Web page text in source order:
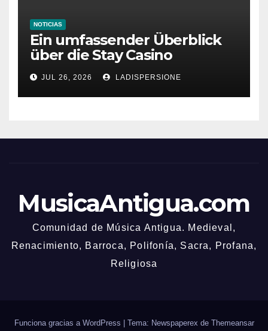
NOTICIAS
Ein umfassender Überblick
über die Stay Casino
Bonusbedingungen
JUL 26, 2026 LADISPERSIONE
MusicaAntigua.com
Comunidad de Música Antigua. Medieval,
Renacimiento, Barroca, Polifonía, Sacra, Profana,
Religiosa
Funciona gracias a WordPress Tema: Newspaperex de Themeansar